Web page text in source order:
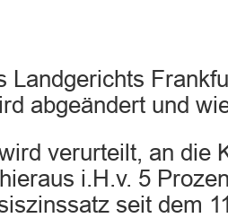
Landgerichts
abgeändert und
verurteilt, an die
i.H.v. 5
seit dem